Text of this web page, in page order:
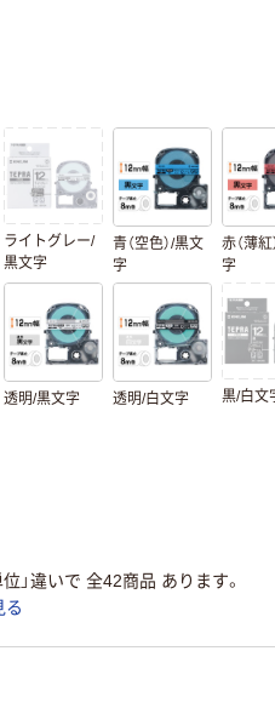
ライトグレー/
黒文字
青（空色）/黒文
字
赤（薄紅
字
透明/黒文字 透明/白文字 黒/白文
位」違いで 全42商品 あります。
る